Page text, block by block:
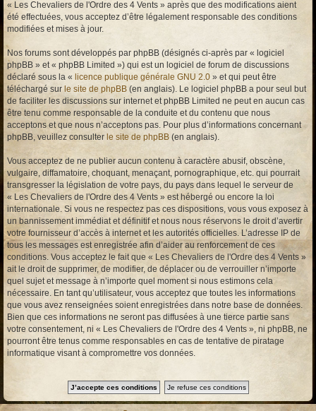
« Les Chevaliers de l'Ordre des 4 Vents » après que des modifications aient
été effectuées, vous acceptez d’être légalement responsable des conditions
modifiées et mises à jour.
Nos forums sont développés par phpBB (désignés ci-après par « logiciel
phpBB » et « phpBB Limited ») qui est un logiciel de forum de discussions
déclaré sous la « licence publique générale GNU 2.0 » et qui peut être
téléchargé sur le site de phpBB (en anglais). Le logiciel phpBB a pour seul but
de faciliter les discussions sur internet et phpBB Limited ne peut en aucun cas
être tenu comme responsable de la conduite et du contenu que nous
acceptons et que nous n’acceptons pas. Pour plus d’informations concernant
phpBB, veuillez consulter le site de phpBB (en anglais).
Vous acceptez de ne publier aucun contenu à caractère abusif, obscène,
vulgaire, diffamatoire, choquant, menaçant, pornographique, etc. qui pourrait
transgresser la législation de votre pays, du pays dans lequel le serveur de
« Les Chevaliers de l'Ordre des 4 Vents » est hébergé ou encore la loi
internationale. Si vous ne respectez pas ces dispositions, vous vous exposez à
un bannissement immédiat et définitif et nous nous réservons le droit d’avertir
votre fournisseur d’accès à internet et les autorités officielles. L’adresse IP de
tous les messages est enregistrée afin d’aider au renforcement de ces
conditions. Vous acceptez le fait que « Les Chevaliers de l'Ordre des 4 Vents »
ait le droit de supprimer, de modifier, de déplacer ou de verrouiller n’importe
quel sujet et message à n’importe quel moment si nous estimons cela
nécessaire. En tant qu’utilisateur, vous acceptez que toutes les informations
que vous avez renseignées soient enregistrées dans notre base de données.
Bien que ces informations ne seront pas diffusées à une tierce partie sans
votre consentement, ni « Les Chevaliers de l'Ordre des 4 Vents », ni phpBB, ne
pourront être tenus comme responsables en cas de tentative de piratage
informatique visant à compromettre vos données.